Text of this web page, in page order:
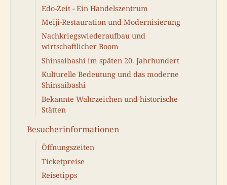
Edo-Zeit - Ein Handelszentrum
Meiji-Restauration und Modernisierung
Nachkriegswiederaufbau und
wirtschaftlicher Boom
Shinsaibashi im späten 20. Jahrhundert
Kulturelle Bedeutung und das moderne
Shinsaibashi
Bekannte Wahrzeichen und historische
Stätten
Besucherinformationen
Öffnungszeiten
Ticketpreise
Reisetipps